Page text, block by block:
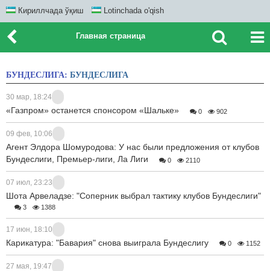
Кириллчада ўқиш Lotinchada o'qish
Главная страница
БУНДЕСЛИГА: БУНДЕСЛИГА
30 мар, 18:24
«Газпром» останется спонсором «Шальке» 0 902
09 фев, 10:06
Агент Элдора Шомуродова: У нас были предложения от клубов
Бундеслиги, Премьер-лиги, Ла Лиги
0 2110
07 июл, 23:23
Шота Арвеладзе: "Соперник выбрал тактику клубов Бундеслиги"
3 1388
17 июн, 18:10
Карикатура: "Бавария" снова выиграла Бундеслигу 0 1152
27 мая, 19:47